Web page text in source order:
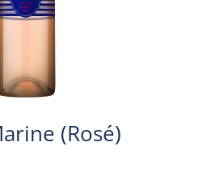
(Rosé)